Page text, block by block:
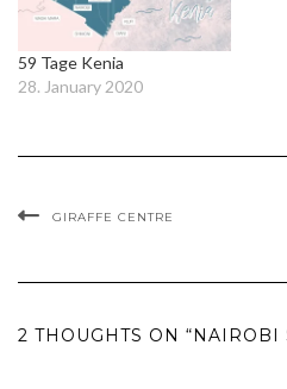
59 Tage Kenia
28. January 2020
GIRAFFE CENTRE
2 THOUGHTS ON “NAIROBI